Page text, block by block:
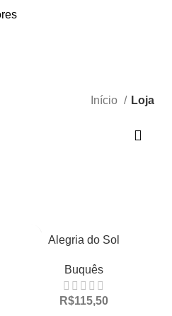
Início Loja
Alegria do Sol
Buquês
R$115,50